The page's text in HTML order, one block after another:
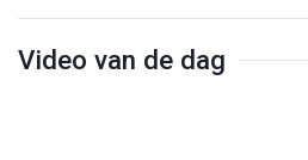
Video van de dag